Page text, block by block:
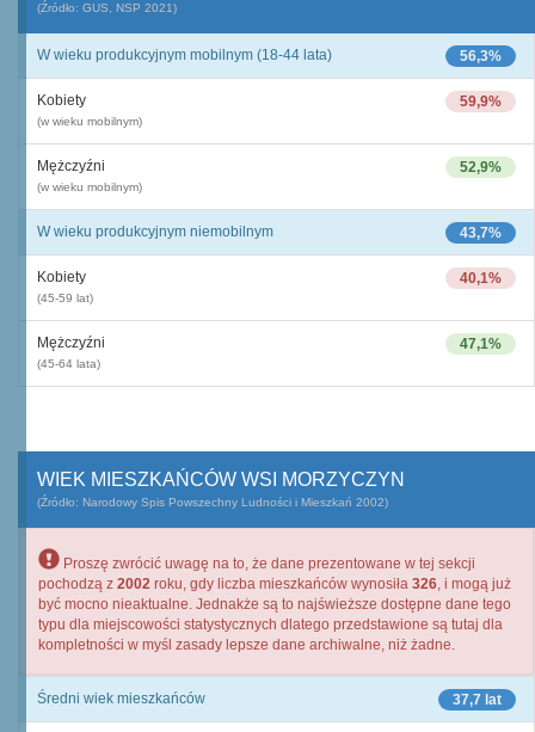
(Źródło: GUS, NSP 2021)
56,3%
W wieku produkcyjnym mobilnym (18-44 lata)
59,9%
Kobiety
(w wieku mobilnym)
52,9%
Mężczyźni
(w wieku mobilnym)
43,7%
W wieku produkcyjnym niemobilnym
40,1%
Kobiety
(45-59 lat)
47,1%
Mężczyźni
(45-64 lata)
WIEK MIESZKAŃCÓW WSI MORZYCZYN
(Źródło: Narodowy Spis Powszechny Ludności i Mieszkań 2002)
Proszę zwrócić uwagę na to, że dane prezentowane w tej sekcji
pochodzą z 2002 roku, gdy liczba mieszkańców wynosiła 326, i mogą już
być mocno nieaktualne. Jednakże są to najświeższe dostępne dane tego
typu dla miejscowości statystycznych dlatego przedstawione są tutaj dla
kompletności w myśl zasady lepsze dane archiwalne, niż żadne.
37,7 lat
Średni wiek mieszkańców